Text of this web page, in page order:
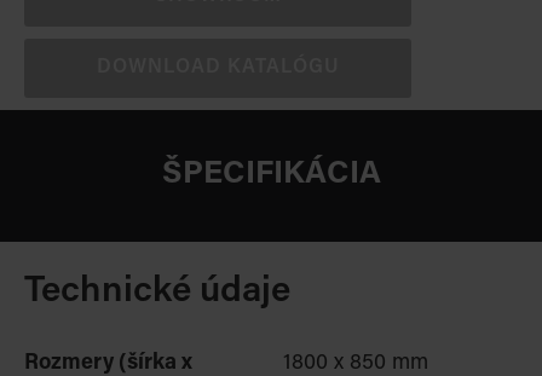
ŠPECIFIKÁCIA
Technické údaje
Rozmery (šírka x
1800 x 850 mm